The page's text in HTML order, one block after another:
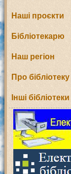
Наші проєкти
Бібліотекарю
Наш регіон
Про бібліотеку
Інші бібліотеки